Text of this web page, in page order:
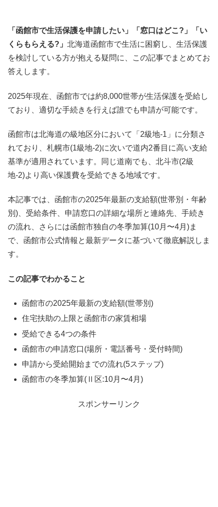
「函館市で生活保護を申請したい」「窓口はどこ?」「い
くらもらえる?」 北海道函館市で生活に困窮し、生活保護
を検討している方が抱える疑問に、この記事でまとめてお
答えします。
2025年現在、函館市では約8,000世帯が生活保護を受給し
ており、適切な手続きを行えば誰でも申請が可能です。
函館市は北海道の級地区分において「2級地-1」に分類さ
れており、札幌市(1級地-2)に次いで道内2番目に高い支給
基準が適用されています。同じ道南でも、北斗市(2級
地-2)より高い保護費を受給できる地域です。
本記事では、函館市の2025年最新の支給額(世帯別・年齢
別)、受給条件、申請窓口の詳細な場所と連絡先、手続き
の流れ、さらには函館市独自の冬季加算(10月〜4月)ま
で、函館市公式情報と最新データに基づいて徹底解説しま
す。
この記事でわかること
函館市の2025年最新の支給額(世帯別)
住宅扶助の上限と函館市の家賃相場
受給できる4つの条件
函館市の申請窓口(場所・電話番号・受付時間)
申請から受給開始までの流れ(5ステップ)
函館市の冬季加算(Ⅱ区:10月〜4月)
スポンサーリンク